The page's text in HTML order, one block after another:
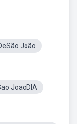
João
JoaoDIA